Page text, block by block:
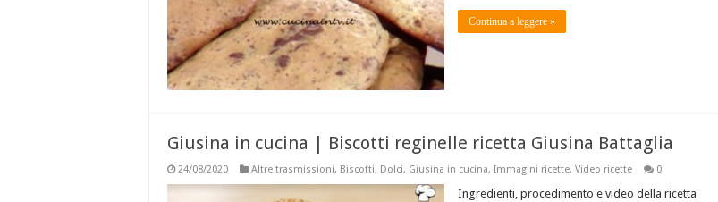
Continua a leggere »
Giusina in cucina | Biscotti reginelle ricetta Giusina Battaglia
24/08/2020 Altre trasmissioni, Biscotti, Dolci, Giusina in cucina, Immagini ricette, Video ricette 0
Ingredienti, procedimento e video della ricetta